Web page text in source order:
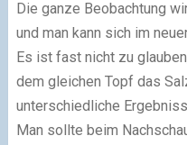
Die ganze Beobachtung
und man kann sich im
Es ist fast nicht zu
dem gleichen Topf das
unterschiedliche
Man sollte beim